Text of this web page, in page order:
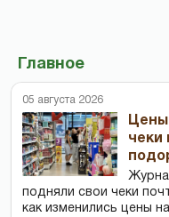
Главное
05 августа 2026
Цены
чеки
подняли свои чеки
как изменились цены